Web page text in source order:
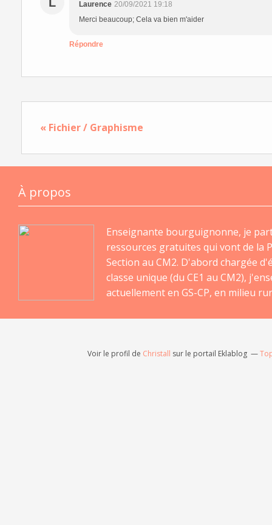
Laurence 20/09/2021 19:18
Merci beaucoup; Cela va bien m'aider
Répondre
« Fichier / Graphisme
À propos
Enseignante bourguignonne, je
ressources gratuites qui vont de la
Section au CM2. D'abord chargée
classe unique (du CE1 au CM2),
actuellement en GS-CP, en milieu
Voir le profil de Christall sur le portail Eklablog